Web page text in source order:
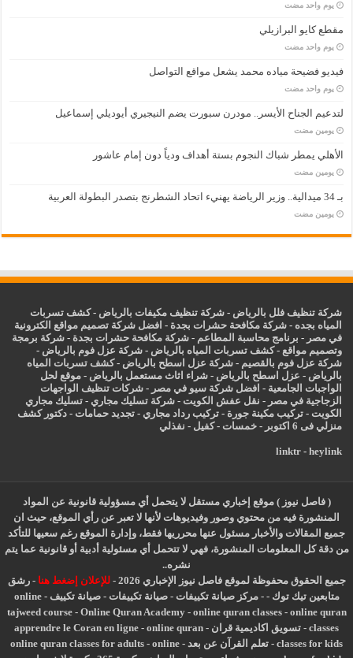
‏يوم واحد مضت
مقطع كايو البرازيلي
‏يوم واحد مضت
فيديو فضيحة مياده محمد يشعل مواقع التواصل
‏يوم واحد مضت
لتدعيم الجناح الأيسر.. مودرن سبورت يضم النيجيري أيوديلي إسماعيل
‏يومين مضت
الأهلي يمطر شباك النجوم بستة أهداف ودياً دون إمام عاشور
‏يومين مضت
بـ 34 ميدالية.. وزير الرياضة يهنيء اتحاد الشطرنج بتصدر البطولة العربية
‏يومين مضت
شركة تنظيف فلل بالرياض -شركة تنظيف مكيفات بالرياض -كشف تسربات
المياه بجده -شركة مكافحة حشرات بجدة - افضل شركة تصميم مواقع الكترونية
في مصر - برنامج محاسبة المطاعم -شركة مكافحة حشرات بجدة -شركة برمجة
وتصميم مواقع -كشف تسربات المياه بالرياض -شركة عزل فوم بالرياض -
شركة عزل فوم بالقصيم -شركة عزل اسطح بالرياض -كشف تسربات المياه
بالرياض - عزل اسطح بالرياض -شراء اثاث مستعمل بالرياض - موقع لحل
الواجبات الجامعية - افضل شركة سيو في مصر -شركات تنظيف الواجهات
الزجاجية في مصر - نقل عفش الكويت -شركة تسليك مجاري -تسليك مجاري
الكويت -تركيب مكينة جورة -تركيب رداد مجاري -تجديد حمامات -دكتور كشف
منزلي فى 6 اكتوبر
-خمسات -كفيل - نفذلي
linktr- heylink
( فاصل نيوز ) موقع إخباري مستقل لا يتحمل أي مسؤولية قانونية عن المواد
المنشورة فيه من محتوي وصور وفيديوهات لأنها لا تعبر عن رأي الموقع، حيث ان
جميع المقالات والأخبار مسئول عنها محرريها فقط، وإدارة الموقع رغم سعيها للتأكد
من دقة كل المعلومات المنشورة، فهي لا تتحمل أي مسئولية أدبية أو قانونية عما يتم
نشره..
جميع الحقوق محفوظة لموقع فاصل نيوز الإخباري 2026 -
للإعلان إضغط هنا -رشق
متابعين تيك توك -
-مركز صيانة تكييفات -صيانة تكييفات -صيانة تكييف -
online
tajweed course- Online Quran Academy- online quran classes- online quran
classes
- تسويق اكاديمية قران -
apprendre le Coran en ligne - online quran
classes for kids
- تعلم القرآن عن بعد -
online quran classes for adults - online